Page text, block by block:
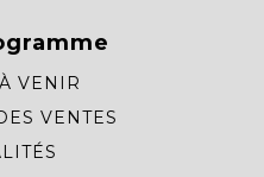
VENIR
VENTES